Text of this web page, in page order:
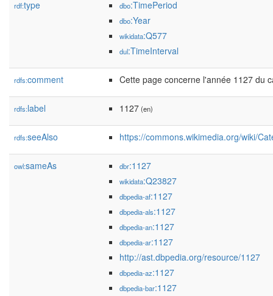
rdf:type dbo:TimePeriod
dbo:Year
wikidata:Q577
dul:TimeInterval
rdfs:comment Cette page concerne l'année 1127 du
rdfs:label 1127(en)
rdfs:seeAlso https://commons.wikimedia.org/wiki/
owl:sameAs dbr:1127
wikidata:Q23827
dbpedia-af:1127
dbpedia-als:1127
dbpedia-an:1127
dbpedia-ar:1127
http://ast.dbpedia.org/resource/1127
dbpedia-az:1127
dbpedia-bar:1127